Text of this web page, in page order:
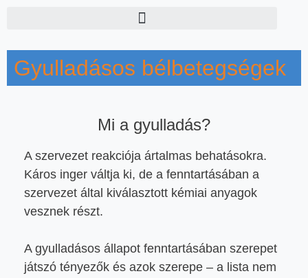
Gyulladásos bélbetegségek
Mi a gyulladás?
A szervezet reakciója ártalmas behatásokra.
Káros inger váltja ki, de a fenntartásában a
szervezet által kiválasztott kémiai anyagok
vesznek részt.
A gyulladásos állapot fenntartásában szerepet
játszó tényezők és azok szerepe – a lista nem